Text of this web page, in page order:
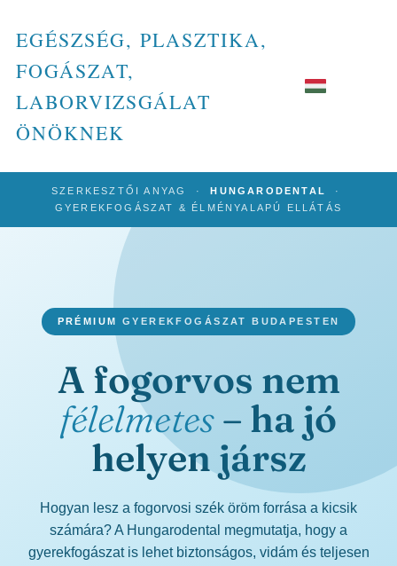
EGÉSZSÉG, PLASZTIKA,
FOGÁSZAT,
LABORVIZSGÁLAT
ÖNÖKNEK
SZERKESZTŐI ANYAG ·HUNGARODENTAL
·
GYEREKFOGÁSZAT & ÉLMÉNYALAPÚ ELLÁTÁS
PRÉMIUM GYEREKFOGÁSZAT BUDAPESTEN
A fogorvos nem
félelmetes– ha jó
helyen jársz
Hogyan lesz a fogorvosi szék öröm forrása a kicsik
számára? A Hungarodental megmutatja, hogy a
gyerekfogászat is lehet biztonságos, vidám és teljesen